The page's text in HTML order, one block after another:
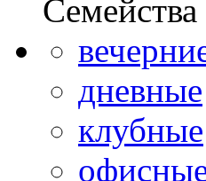
Семейства
дневные
клубные